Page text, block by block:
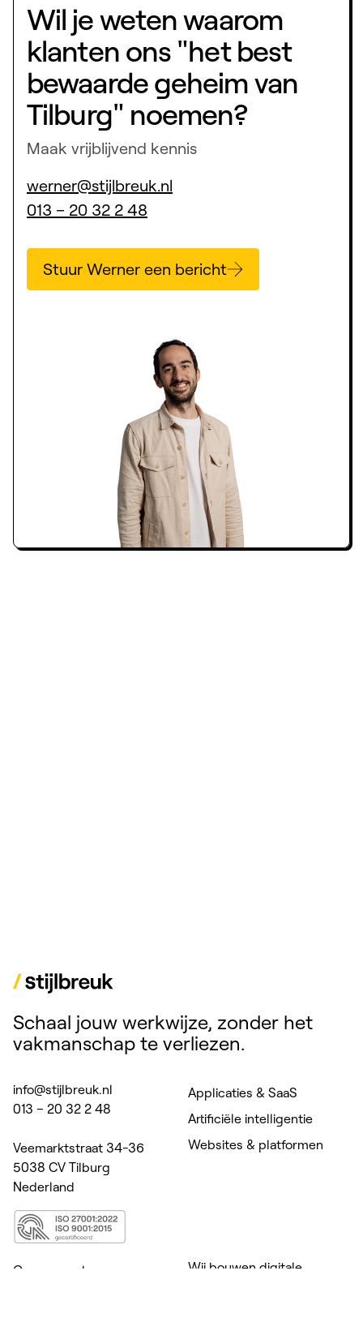
Wil je weten waarom
klanten ons "het best
bewaarde geheim van
Tilburg" noemen?
Maak vrijblijvend kennis
werner@stijlbreuk.nl
013 – 20 32 2 48
Stuur Werner een bericht
Schaal jouw werkwijze, zonder het
vakmanschap te verliezen.
info@stijlbreuk.nl
013 – 20 32 2 48
Veemarktstraat 34-36
5038 CV Tilburg
Nederland
Applicaties & SaaS
Artificiële intelligentie
Websites & platformen
Onze aanpak
Wij bouwen digitale